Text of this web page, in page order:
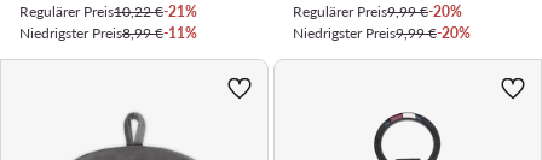
Regulärer Preis10,22 €-21%
Niedrigster Preis8,99 €-11%
Regulärer Preis9,99 €-20%
Niedrigster Preis9,99 €-20%